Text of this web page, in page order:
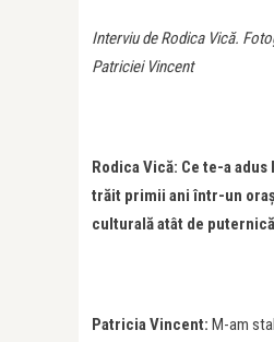
Interviu de Rodica Vică.
Patriciei Vincent
Rodica Vică: Ce te-a adus
trăit primii ani într-un
culturală atât de puternică
Patricia Vincent: M-am